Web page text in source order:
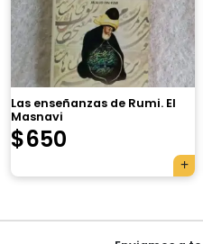
Las enseñanzas de Rumi. El
Masnavi
$650
Navegación
Tu
Agregá un